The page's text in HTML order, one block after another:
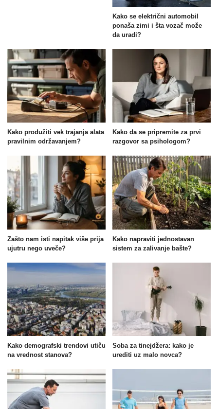
Kako se električni automobil
ponaša zimi i šta vozač može
da uradi?
Kako produžiti vek trajanja alata
pravilnim održavanjem?
Kako da se pripremite za prvi
razgovor sa psihologom?
Zašto nam isti napitak više prija
ujutru nego uveče?
Kako napraviti jednostavan
sistem za zalivanje bašte?
Kako demografski trendovi utiču
na vrednost stanova?
Soba za tinejdžera: kako je
urediti uz malo novca?